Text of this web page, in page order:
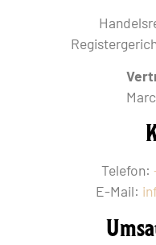
Telefon:
E-Mail: